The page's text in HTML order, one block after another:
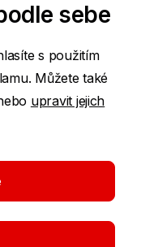
sebe
s použitím
Můžete také
upravit jejich